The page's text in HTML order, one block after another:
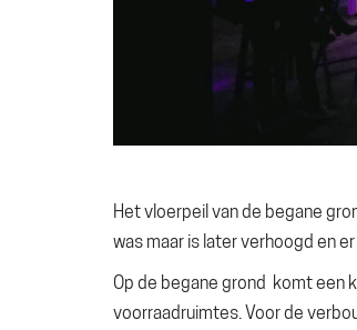
Het vloerpeil van de begane
was maar is later verhoogd en
Op de begane grond komt een
voorraadruimtes. Voor de